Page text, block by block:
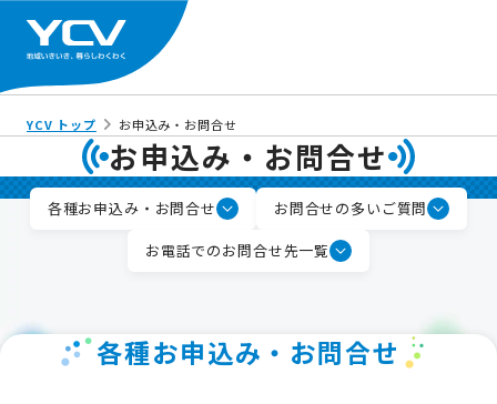
YCV トップ お申込み・お問合せ
お申込み・お問合せ
各種お申込み・お問合せ
お問合せの多いご質問
お電話でのお問合せ先一覧
各種お申込み・お問合せ